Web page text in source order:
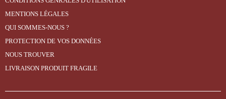
MENTIONS LÉGALES
QUI SOMMES-NOUS ?
PROTECTION DE VOS DONNÉES
NOUS TROUVER
LIVRAISON PRODUIT FRAGILE